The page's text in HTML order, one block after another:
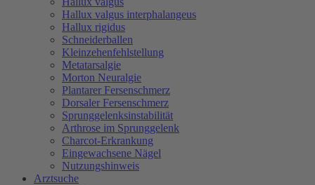
Hallux valgus interphalangeus
Hallux rigidus
Schneiderballen
Kleinzehen­fehlstellung
Metatarsalgie
Morton Neuralgie
Plantarer Fersenschmerz
Dorsaler Fersenschmerz
Sprunggelenksinstabilität
Arthrose im Sprunggelenk
Charcot-Erkrankung
Eingewachsene Nägel
Nutzungshinweis
Arztsuche